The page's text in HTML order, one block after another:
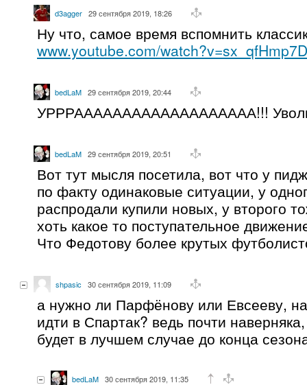
d3agger 29 сентября 2019, 18:26
Ну что, самое время вспомнить
www.youtube.com/
bedLaM 29 сентября 2019, 20:44
УРРРААААААААААААААААААА!!!
bedLaM 29 сентября 2019, 20:51
Вот тут мысля посетила, вот что у
по факту одинаковые ситуации, у
распродали купили новых, у второго
хоть какое то поступательное
Что Федотову более крутых
shpasic 30 сентября 2019, 11:09
а нужно ли Парфёнову или Евсееву,
идти в Спартак? ведь почти
будет в лучшем случае до конца
bedLaM 30 сентября 2019, 11:35